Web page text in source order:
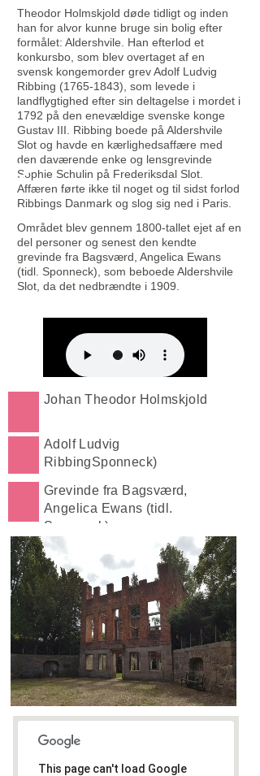
Theodor Holmskjold døde tidligt og inden
han for alvor kunne bruge sin bolig efter
formålet: Aldershvile. Han efterlod et
konkursbo, som blev overtaget af en
svensk kongemorder grev Adolf Ludvig
Ribbing (1765-1843), som levede i
landflygtighed efter sin deltagelse i mordet i
1792 på den enevældige svenske konge
Gustav III. Ribbing boede på Aldershvile
Slot og havde en kærlighedsaffære med
den daværende enke og lensgrevinde
Sophie Schulin på Frederiksdal Slot.
Affæren førte ikke til noget og til sidst forlod
Ribbings Danmark og slog sig ned i Paris.
Området blev gennem 1800-tallet ejet af en
del personer og senest den kendte
grevinde fra Bagsværd, Angelica Ewans
(tidl. Sponneck), som beboede Aldershvile
Slot, da det nedbrændte i 1909.
Johan Theodor Holmskjold
Adolf Ludvig
RibbingSponneck)
Grevinde fra Bagsværd,
Angelica Ewans (tidl.
Sponneck)
This page can't load Google